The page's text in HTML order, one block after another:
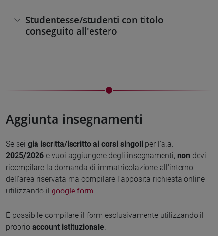
Studentesse/studenti con titolo
conseguito all'estero
Aggiunta insegnamenti
Se sei già iscritta/iscritto ai corsi singoli per l'a.a.
2025/2026 e vuoi aggiungere degli insegnamenti, non devi
ricompilare la domanda di immatricolazione all'interno
dell'area riservata ma compilare l'apposita richiesta online
utilizzando il google form.
È possibile compilare il form esclusivamente utilizzando il
proprio account istituzionale.